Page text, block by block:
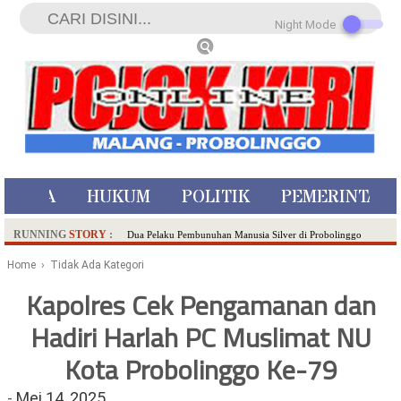
HUKUM POLITIK
RUNNING STORY : Dua Pelaku Pembunuhan Manusia Silver di Probolinggo
Literasi Melalui LASKAR JODA, Usung Filosofi Gelar Sehelai
Tikar
Ambulance Dari Berbagai Daerah Padati Kota Wisata Batu
Hadirkan Tujuh Sapta Pesona Wisata di Amfiteater, Mikutopia
Home › Tidak Ada Kategori
Kapolres Cek Pengamanan dan
Hadiri Harlah PC Muslimat NU
Kota Probolinggo Ke-79
Night Mode